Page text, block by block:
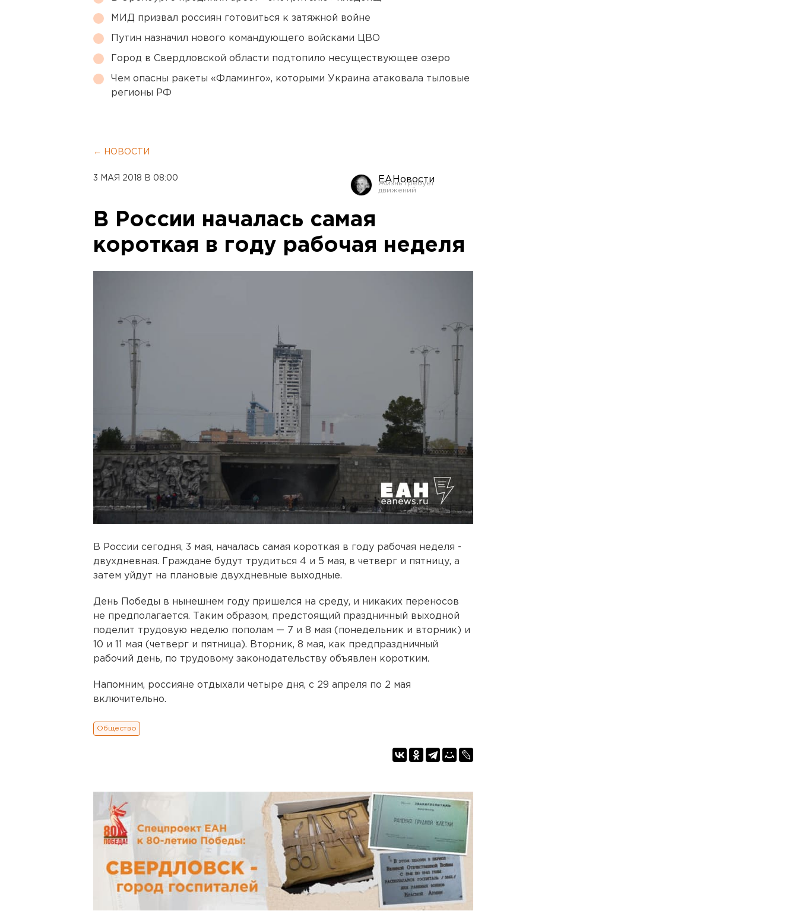
МИД призвал россиян готовиться к затяжной войне
Путин назначил нового командующего войсками ЦВО
Город в Свердловской области подтопило несуществующее озеро
Чем опасны ракеты «Фламинго», которыми Украина атаковала тыловые
регионы РФ
← НОВОСТИ
3 МАЯ 2018 В 08:00 ЕАНовости
В России началась самая
короткая в году рабочая неделя
В России сегодня, 3 мая, началась самая короткая в году рабочая неделя -
двухдневная. Граждане будут трудиться 4 и 5 мая, в четверг и пятницу, а
затем уйдут на плановые двухдневные выходные.
День Победы в нынешнем году пришелся на среду, и никаких переносов
не предполагается. Таким образом, предстоящий праздничный выходной
поделит трудовую неделю пополам — 7 и 8 мая (понедельник и вторник) и
10 и 11 мая (четверг и пятница). Вторник, 8 мая, как предпраздничный
рабочий день, по трудовому законодательству объявлен коротким.
Напомним, россияне отдыхали четыре дня, с 29 апреля по 2 мая
включительно.
Общество